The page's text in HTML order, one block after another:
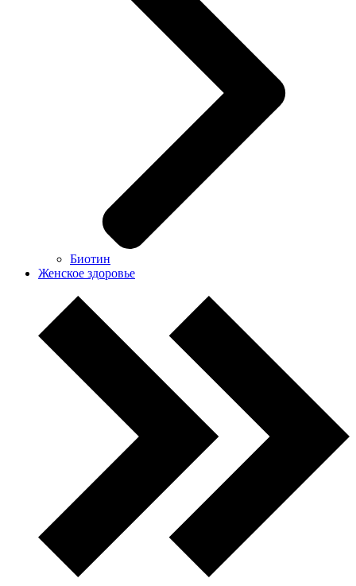
Биотин
Женское здоровье